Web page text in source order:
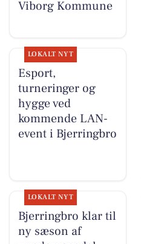
Viborg Kommune
LOKALT NYT
Esport,
turneringer og
hygge ved
kommende LAN-
event i Bjerringbro
LOKALT NYT
Bjerringbro klar til
ny sæson af